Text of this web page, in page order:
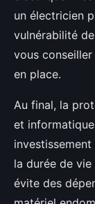
un électricien
vulnérabilité
vous
en place.
Au final, la
et
la durée de
évite des